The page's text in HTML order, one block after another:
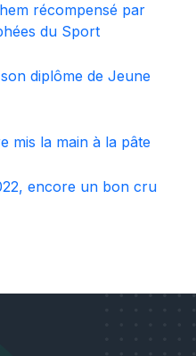
récompensé par
du Sport
diplôme de Jeune
mis la main à la pâte
encore un bon cru